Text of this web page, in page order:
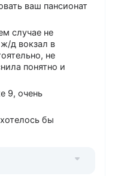
ваш пансионат
случае не
д вокзал в
не
понятно и
9, очень
бы